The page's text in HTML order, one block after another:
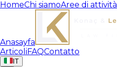
HomeChi siamoAree di attività
Anasayfa
ArticoliFAQContatto
IT